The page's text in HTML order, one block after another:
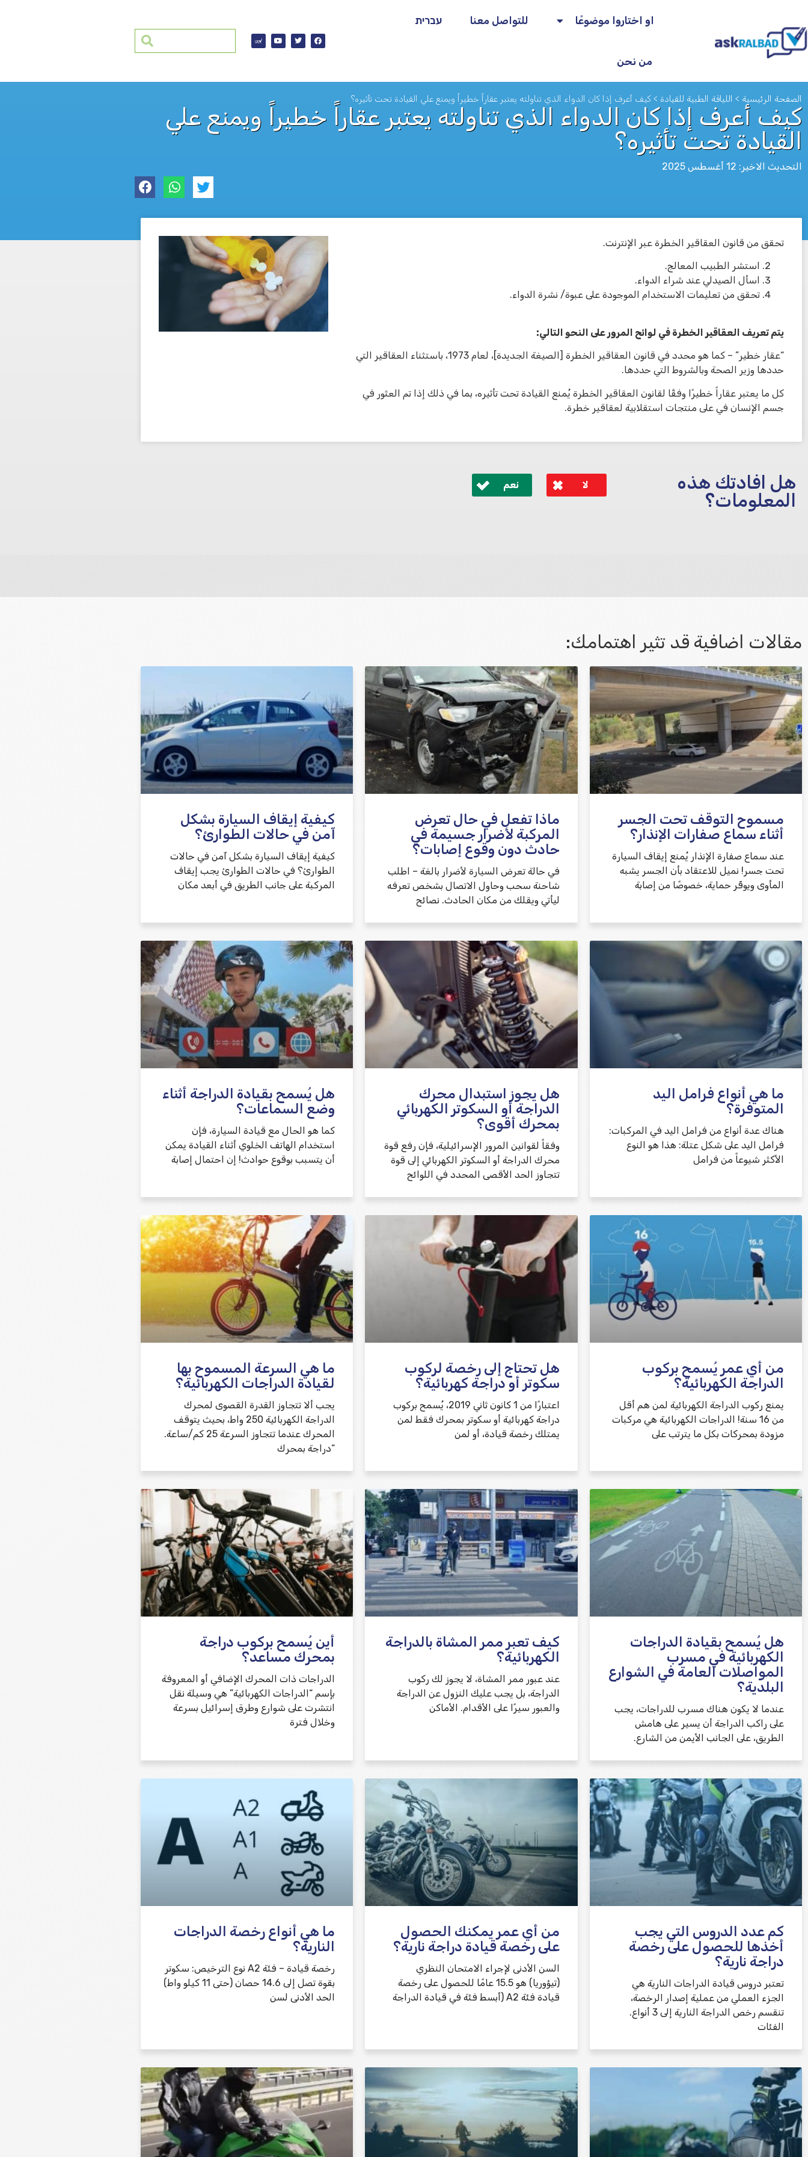
او اختاروا موضوعًا للتواصل معنا עברית
من نحن
الصفحة الرئيسية > اللياقة الطبية للقيادة > كيف أعرف إذا كان الدواء الذي تناولته يعتبر عقاراً خطيراً ويمنع علي القيادة تحت تأثيره؟
كيف أعرف إذا كان الدواء الذي تناولته يعتبر عقاراً خطيراً ويمنع علي
القيادة تحت تأثيره؟
التحديث الاخير: 12 أغسطس 2025
تحقق من قانون العقاقير الخطرة عبر الإنترنت.
استشر الطبيب المعالج.
اسأل الصيدلي عند شراء الدواء.
تحقق من تعليمات الاستخدام الموجودة على عبوة/ نشرة الدواء.
يتم تعريف العقاقير الخطرة في لوائح المرور على النحو التالي:
“عقار خطير” – كما هو محدد في قانون العقاقير الخطرة [الصيغة الجديدة]، لعام 1973، باستثناء العقاقير التي
حددها وزير الصحة وبالشروط التي حددها.
كل ما يعتبر عقاراً خطيرًا وفقًا لقانون العقاقير الخطرة يُمنع القيادة تحت تأثيره، بما في ذلك إذا تم العثور في
جسم الإنسان في على منتجات استقلابية لعقاقير خطرة.
هل افادتك هذه
المعلومات؟
لا نعم
אני מאשר/ת קבלת דיוור במייל ושימוש בפרטים
בהתאםלמדיניות הפרטיות
שלח משוב
مقالات اضافية قد تثير اهتمامك:
مسموح التوقف تحت الجسر
أثناء سماع صفارات الإنذار؟
عند سماع صفارة الإنذار يُمنع إيقاف السيارة
تحت جسر! نميل للاعتقاد بأن الجسر يشبه
المأوى ويوفّر حماية، خصوصًا من إصابة
ماذا تفعل في حال تعرض
المركبة لأضرار جسيمة في
حادث دون وقوع إصابات؟
في حالة تعرض السيارة لأضرار بالغة – اطلب
شاحنة سحب وحاول الاتصال بشخص تعرفه
ليأتي ويقلك من مكان الحادث. نصائح
كيفية إيقاف السيارة بشكل
آمن في حالات الطوارئ؟
كيفية إيقاف السيارة بشكل آمن في حالات
الطوارئ؟ في حالات الطوارئ يجب إيقاف
المركبة على جانب الطريق في أبعد مكان
ما هي أنواع فرامل اليد
المتوفرة؟
هناك عدة أنواع من فرامل اليد في المركبات:
فرامل اليد على شكل عتلة: هذا هو النوع
الأكثر شيوعاً من فرامل
هل يجوز استبدال محرك
الدراجة أو السكوتر الكهربائي
بمحرك أقوى؟
وفقاً لقوانين المرور الإسرائيلية، فإن رفع قوة
محرك الدراجة أو السكوتر الكهربائي إلى قوة
تتجاوز الحد الأقصى المحدد في اللوائح
هل يُسمح بقيادة الدراجة أثناء
وضع السماعات؟
كما هو الحال مع قيادة السيارة، فإن
استخدام الهاتف الخلوي أثناء القيادة يمكن
أن يتسبب بوقوع حوادث! إن احتمال إصابة
من أي عمر يُسمح بركوب
الدراجة الكهربائية؟
يمنع ركوب الدراجة الكهربائية لمن هم أقل
من 16 سنة! الدراجات الكهربائية هي مركبات
مزودة بمحركات بكل ما يترتب على
هل تحتاج إلى رخصة لركوب
سكوتر أو دراجة كهربائية؟
اعتبارًا من 1 كانون ثاني 2019، يُسمح بركوب
دراجة كهربائية أو سكوتر بمحرك فقط لمن
يمتلك رخصة قيادة، أو لمن
ما هي السرعة المسموح بها
لقيادة الدراجات الكهربائية؟
يجب ألا تتجاوز القدرة القصوى لمحرك
الدراجة الكهربائية 250 واط، بحيث يتوقف
المحرك عندما تتجاوز السرعة 25 كم/ساعة.
“دراجة بمحرك
هل يُسمح بقيادة الدراجات
الكهربائية في مسرب
المواصلات العامة في الشوارع
البلدية؟
عندما لا يكون هناك مسرب للدراجات، يجب
على راكب الدراجة أن يسير على هامش
الطريق، على الجانب الأيمن من الشارع.
كيف تعبر ممر المشاة بالدراجة
الكهربائية؟
عند عبور ممر المشاة، لا يجوز لك ركوب
الدراجة، بل يجب عليك النزول عن الدراجة
والعبور سيرًا على الأقدام. الأماكن
أين يُسمح بركوب دراجة
بمحرك مساعد؟
الدراجات ذات المحرك الإضافي أو المعروفة
بإسم “الدراجات الكهربائية” هي وسيلة نقل
انتشرت على شوارع وطرق إسرائيل بسرعة
وخلال فترة
كم عدد الدروس التي يجب
أخذها للحصول على رخصة
دراجة نارية؟
تعتبر دروس قيادة الدراجات النارية هي
الجزء العملي من عملية إصدار الرخصة،
تنقسم رخص الدراجة النارية إلى 3 أنواع.
الفئات
من أي عمر يمكنك الحصول
على رخصة قيادة دراجة نارية؟
السن الأدنى لإجراء الامتحان النظري
(تيؤوريا) هو 15.5 عامًا للحصول على رخصة
قيادة فئة A2 (أبسط فئة في قيادة الدراجة
ما هي أنواع رخصة الدراجات
النارية؟
رخصة قيادة – فئة A2 نوع الترخيص: سكوتر
بقوة تصل إلى 14.6 حصان (حتى 11 كيلو واط)
الحد الأدنى لسن